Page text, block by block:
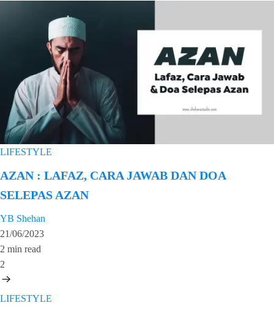
LIFESTYLE
AZAN : LAFAZ, CARA JAWAB DAN DOA
SELEPAS AZAN
YB Shehan
21/06/2023
2 min read
2
LIFESTYLE